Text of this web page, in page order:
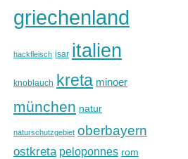
griechenland
hackfleisch isar italien
knoblauch kreta minoer
münchen natur
naturschutzgebiet oberbayern
ostkreta peloponnes rom